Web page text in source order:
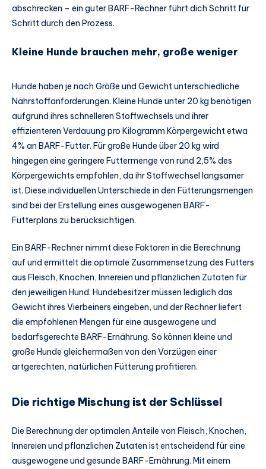
abschrecken – ein guter BARF-Rechner führt dich Schritt für
Schritt durch den Prozess.
Kleine Hunde brauchen mehr, große weniger
Hunde haben je nach Größe und Gewicht unterschiedliche
Nährstoffanforderungen. Kleine Hunde unter 20 kg benötigen
aufgrund ihres schnelleren Stoffwechsels und ihrer
effizienteren Verdauung pro Kilogramm Körpergewicht etwa
4% an BARF-Futter. Für große Hunde über 20 kg wird
hingegen eine geringere Futtermenge von rund 2,5% des
Körpergewichts empfohlen, da ihr Stoffwechsel langsamer
ist. Diese individuellen Unterschiede in den Fütterungsmengen
sind bei der Erstellung eines ausgewogenen BARF-
Futterplans zu berücksichtigen.
Ein BARF-Rechner nimmt diese Faktoren in die Berechnung
auf und ermittelt die optimale Zusammensetzung des Futters
aus Fleisch, Knochen, Innereien und pflanzlichen Zutaten für
den jeweiligen Hund. Hundebesitzer müssen lediglich das
Gewicht ihres Vierbeiners eingeben, und der Rechner liefert
die empfohlenen Mengen für eine ausgewogene und
bedarfsgerechte BARF-Ernährung. So können kleine und
große Hunde gleichermaßen von den Vorzügen einer
artgerechten, natürlichen Fütterung profitieren.
Die richtige Mischung ist der Schlüssel
Die Berechnung der optimalen Anteile von Fleisch, Knochen,
Innereien und pflanzlichen Zutaten ist entscheidend für eine
ausgewogene und gesunde BARF-Ernährung. Mit einem